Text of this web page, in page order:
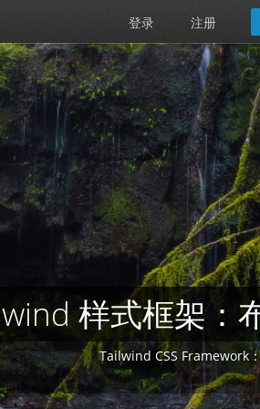
登录 注册
样式框架：
Tailwind CSS Framework